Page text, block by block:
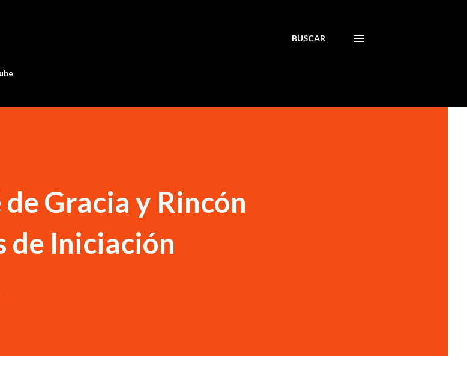
BUSCAR
de Gracia y Rincón
de Iniciación